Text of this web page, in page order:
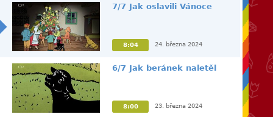
7/7 Jak oslavili Vánoce
8:04 24. března 2024
6/7 Jak beránek naletěl
8:00 23. března 2024